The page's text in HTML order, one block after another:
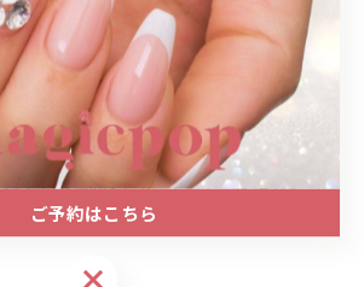
デザイン提案や、日常使いからイベ
対応するサロンが増えています。
空間」「家事や育児の合間にリフレ
ったニーズに応えられるのが、プラ
ではの強みです。口コミや紹介によ
長く愛されるサロン経営を目指せま
ご予約はこちら
ご予約はこちら